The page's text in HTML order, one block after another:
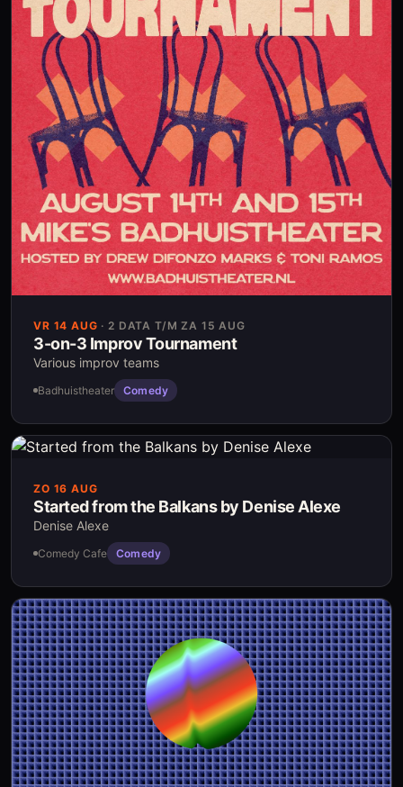
VR 14 AUG ·2 DATA T/M ZA 15 AUG
3-on-3 Improv Tournament
Various improv teams
Badhuistheater Comedy
ZO 16 AUG
Started from the Balkans by Denise Alexe
Denise Alexe
Comedy Cafe Comedy